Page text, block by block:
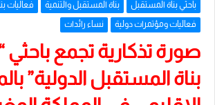
باحثي بناة المستقبل بناة المستقبل والتنمية فعاليات
فعاليات ومؤتمرات دولية نساء رائدات
صورة تذكارية تجمع باحثي
بناة المستقبل الدولية”